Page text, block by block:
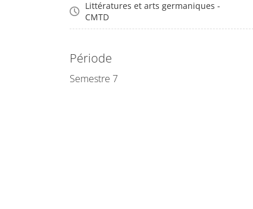
Littératures et arts germaniques -
CMTD
Période
Semestre 7